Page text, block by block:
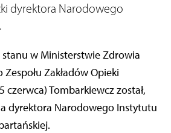
dyrektora Narodowego
w Ministerstwie Zdrowia
Zakładów Opieki
Tombarkiewcz został,
dyrektora Narodowego Instytutu